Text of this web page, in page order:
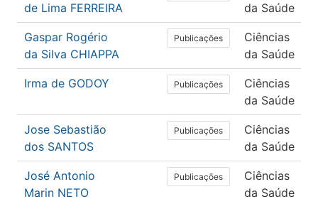
de Lima FERREIRA
da Saúde
Gaspar Rogério
da Silva CHIAPPA
Publicações
Ciências
da Saúde
Irma de GODOY Publicações
Ciências
da Saúde
Jose Sebastião
dos SANTOS
Publicações
Ciências
da Saúde
José Antonio
Marin NETO
Publicações
Ciências
da Saúde